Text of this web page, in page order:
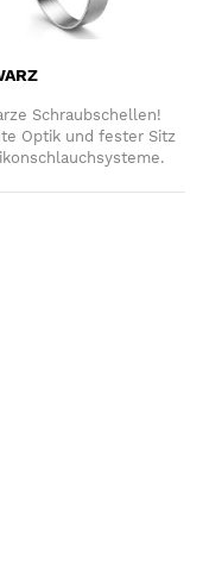
Schraubschellen!
Optik und fester Sitz